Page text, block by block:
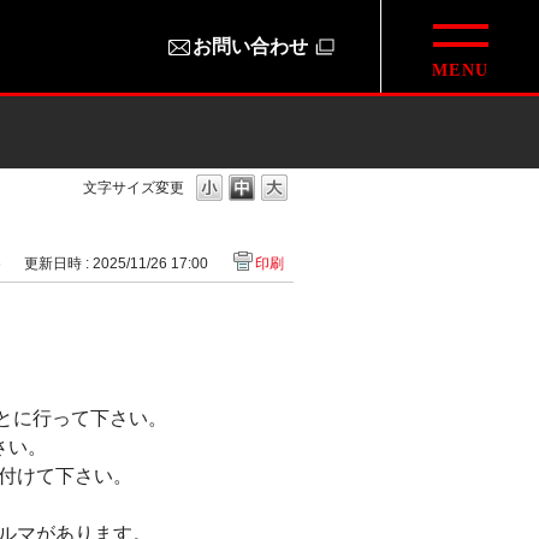
お問い合わせ
文字サイズ変更
更新日時 : 2025/11/26 17:00 印刷
行って下さい。
。
けて下さい。
マがあります。